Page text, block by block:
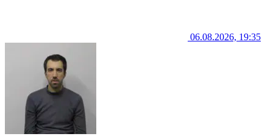
06.08.2026, 19:35